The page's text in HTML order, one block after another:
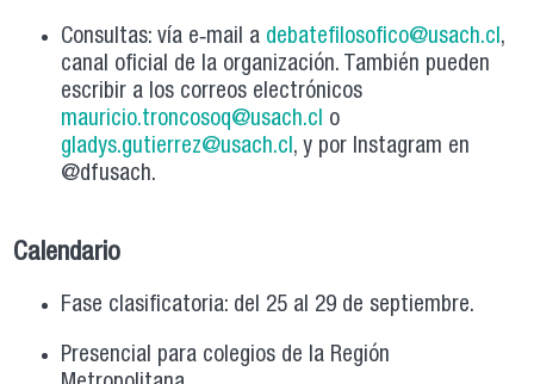
Consultas: vía e‑mail a debatefilosofico@usach.cl,
canal oficial de la organización. También pueden
escribir a los correos electrónicos
mauricio.troncosoq@usach.cl o
gladys.gutierrez@usach.cl, y por Instagram en
@dfusach.
Calendario
Fase clasificatoria: del 25 al 29 de septiembre.
Presencial para colegios de la Región